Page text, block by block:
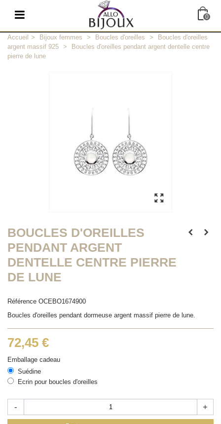
0
Accueil > Bijoux femmes > Boucles d'oreilles >
Boucles d'oreilles
argent massif 925 >
Boucles d'oreilles pendant argent dentelle centre
pierre de lune
BOUCLES D'OREILLES
PENDANT ARGENT
DENTELLE CENTRE PIERRE
DE LUNE
Référence OCEBO1674900
Boucles d'oreilles pendant dormeuse argent massif pierre de lune.
72,45 €
Emballage cadeau
Suédine
Ecrin pour boucles d'oreilles
- +